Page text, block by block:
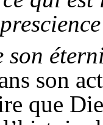
son
son
que